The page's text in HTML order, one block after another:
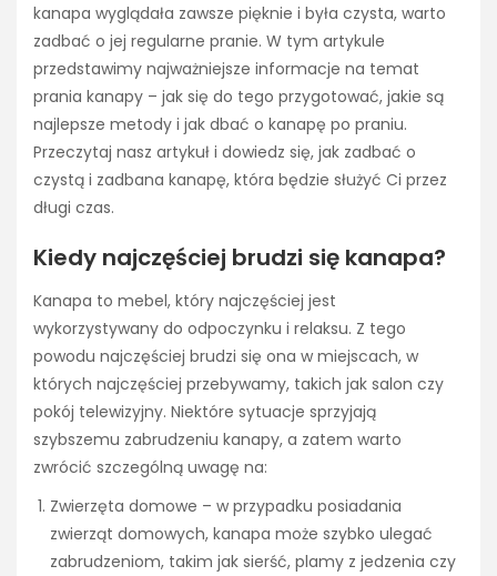
kanapa wyglądała zawsze pięknie i była czysta, warto
zadbać o jej regularne pranie. W tym artykule
przedstawimy najważniejsze informacje na temat
prania kanapy – jak się do tego przygotować, jakie są
najlepsze metody i jak dbać o kanapę po praniu.
Przeczytaj nasz artykuł i dowiedz się, jak zadbać o
czystą i zadbana kanapę, która będzie służyć Ci przez
długi czas.
Kiedy najczęściej brudzi się kanapa?
Kanapa to mebel, który najczęściej jest
wykorzystywany do odpoczynku i relaksu. Z tego
powodu najczęściej brudzi się ona w miejscach, w
których najczęściej przebywamy, takich jak salon czy
pokój telewizyjny. Niektóre sytuacje sprzyjają
szybszemu zabrudzeniu kanapy, a zatem warto
zwrócić szczególną uwagę na:
Zwierzęta domowe – w przypadku posiadania
zwierząt domowych, kanapa może szybko ulegać
zabrudzeniom, takim jak sierść, plamy z jedzenia czy